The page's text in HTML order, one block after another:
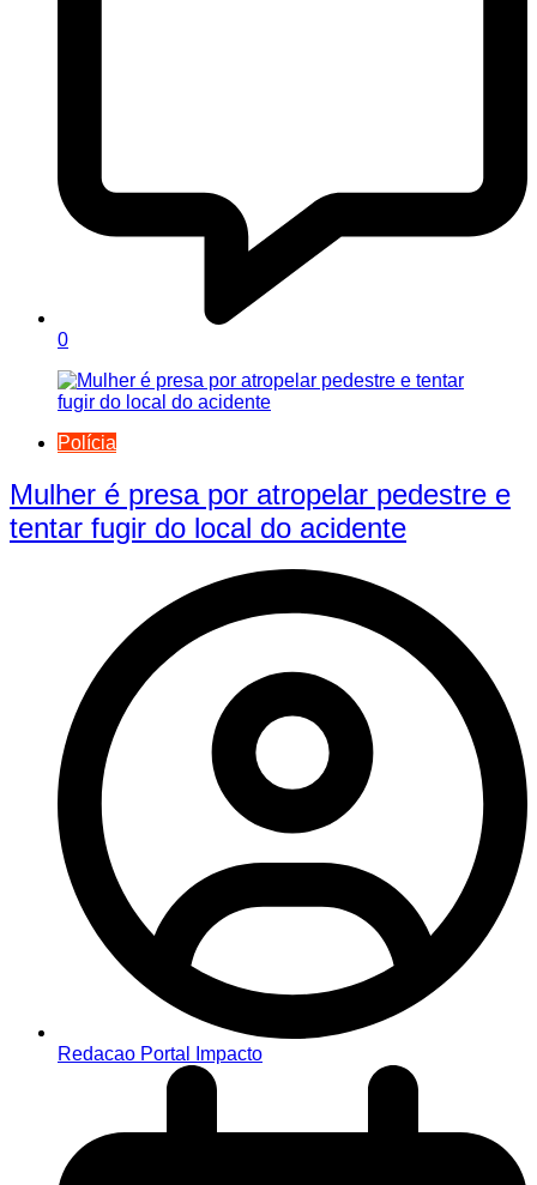
0
Polícia
Mulher é presa por atropelar pedestre e
tentar fugir do local do acidente
Redacao Portal Impacto